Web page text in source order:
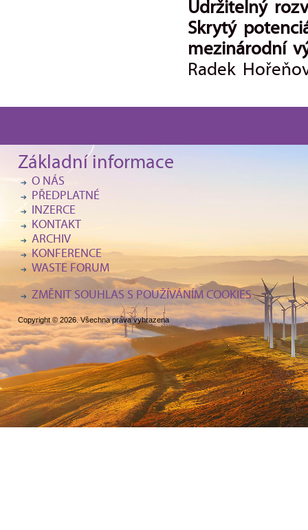
Udržitelný
Skrytý
mezinárodní
Radek
Základní informace
O NÁS
PŘEDPLATNÉ
INZERCE
KONTAKT
ARCHIV
KONFERENCE
WASTE FORUM
ZMĚNIT SOUHLAS S POUŽÍVÁNÍM COOKIES
Copyright © 2026. Všechna práva vyhrazena